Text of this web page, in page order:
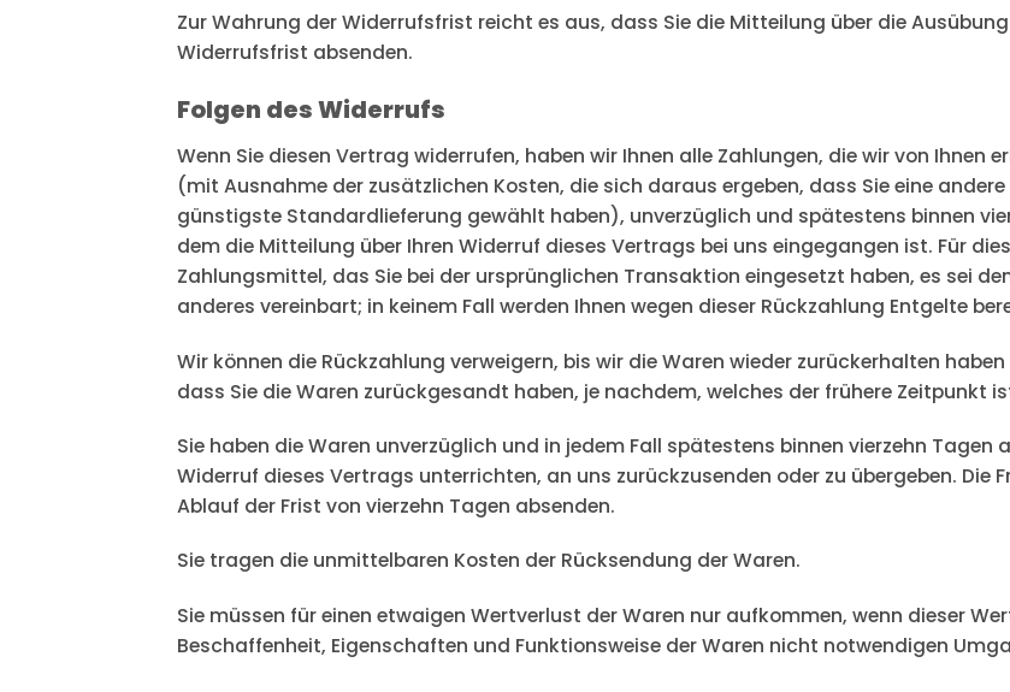
Zur Wahrung der Widerrufsfrist reicht es aus, dass Sie die Mitteilung über die
Widerrufsfrist absenden.
Folgen des Widerrufs
Wenn Sie diesen Vertrag widerrufen, haben wir Ihnen alle Zahlungen, die wir von Ihnen
(mit Ausnahme der zusätzlichen Kosten, die sich daraus ergeben, dass Sie eine
günstigste Standardlieferung gewählt haben), unverzüglich und spätestens binnen
dem die Mitteilung über Ihren Widerruf dieses Vertrags bei uns eingegangen ist. Für
Zahlungsmittel, das Sie bei der ursprünglichen Transaktion eingesetzt haben, es sei
anderes vereinbart; in keinem Fall werden Ihnen wegen dieser Rückzahlung Entgelte
Wir können die Rückzahlung verweigern, bis wir die Waren wieder zurückerhalten
dass Sie die Waren zurückgesandt haben, je nachdem, welches der frühere Zeitpunkt
Sie haben die Waren unverzüglich und in jedem Fall spätestens binnen vierzehn Tagen
Widerruf dieses Vertrags unterrichten, an uns zurückzusenden oder zu übergeben. Die
Ablauf der Frist von vierzehn Tagen absenden.
Sie tragen die unmittelbaren Kosten der Rücksendung der Waren.
Sie müssen für einen etwaigen Wertverlust der Waren nur aufkommen, wenn dieser
Beschaffenheit, Eigenschaften und Funktionsweise der Waren nicht notwendigen